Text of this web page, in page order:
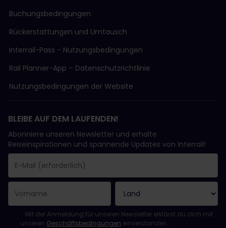
Buchungsbedingungen
Rückerstattungen und Umtausch
Interrail-Pass - Nutzungsbedingungen
Rail Planner-App – Datenschutzrichtlinie
Nutzungsbedingungen der Website
BLEIBE AUF DEM LAUFENDEN!
Abonniere unseren Newsletter und erhalte
Reiseinspirationen und spannende Updates von Interrail!
Sie haben sich erfolgreich angemeldet.
Das Feld „E-Mail-Adresse“ ist ein Pflichtfeld!
Diese E-Mail-Adresse ist ungültig!
Beim Abonnieren des Newsletters ist ein Fehler aufgetreten.
Du hast diesen Newsletter bereits abonniert!
Bitte stimme den Allgemeinen Geschäftsbedingungen zu, um
Mit der Anmeldung für unseren Newsletter erklärst du dich mit
unseren Geschäftsbedingungen einverstanden.